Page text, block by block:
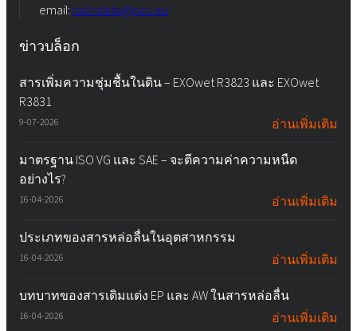
email: iod.rokita@pcc.eu
ข่าวบล็อก
สารเพิ่มความชุ่มชื้นในดิน – EXOwet R3823 และ EXOwet
R3831
9-07-2026 อ่านเพิ่มเติม
มาตรฐาน ISO VG และ SAE – จะตีความค่าความหนืด
อย่างไร?
16-04-2026 อ่านเพิ่มเติม
ประเภทของสารหล่อลื่นในอุตสาหกรรม
16-04-2026 อ่านเพิ่มเติม
บทบาทของสารเติมแต่ง EP และ AW ในสารหล่อลื่น
16-04-2026 อ่านเพิ่มเติม